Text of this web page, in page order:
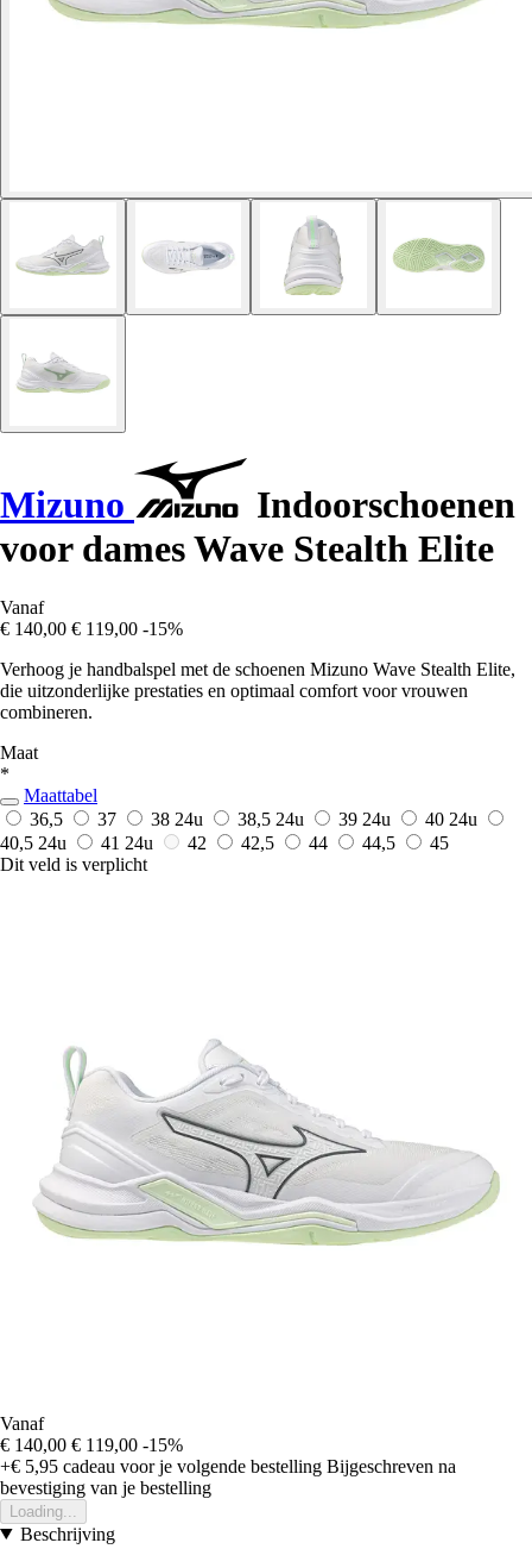
Mizuno
Indoorschoenen
voor dames Wave Stealth Elite
Vanaf
€ 140,00 € 119,00 -15%
Verhoog je handbalspel met de schoenen Mizuno Wave Stealth Elite,
die uitzonderlijke prestaties en optimaal comfort voor vrouwen
combineren.
Maat
*
Maattabel
36,5
37 38 24u 38,5 24u 39 24u 40 24u
40,5 24u 41 24u 42 42,5 44 44,5
45
Dit veld is verplicht
Vanaf
€ 140,00 € 119,00 -15%
+€ 5,95 cadeau voor je volgende bestelling Bijgeschreven na
bevestiging van je bestelling
Loading...
Beschrijving